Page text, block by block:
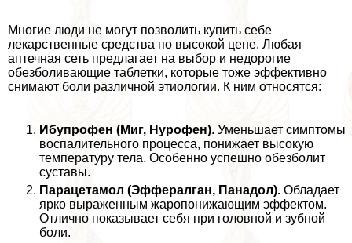
Многие люди не могут позволить купить себе
лекарственные средства по высокой цене. Любая
аптечная сеть предлагает на выбор и недорогие
обезболивающие таблетки, которые тоже эффективно
снимают боли различной этиологии. К ним относятся:
Ибупрофен (Миг, Нурофен). Уменьшает симптомы
воспалительного процесса, понижает высокую
температуру тела. Особенно успешно обезболит
суставы.
Парацетамол (Эффералган, Панадол). Обладает
ярко выраженным жаропонижающим эффектом.
Отлично показывает себя при головной и зубной
боли.